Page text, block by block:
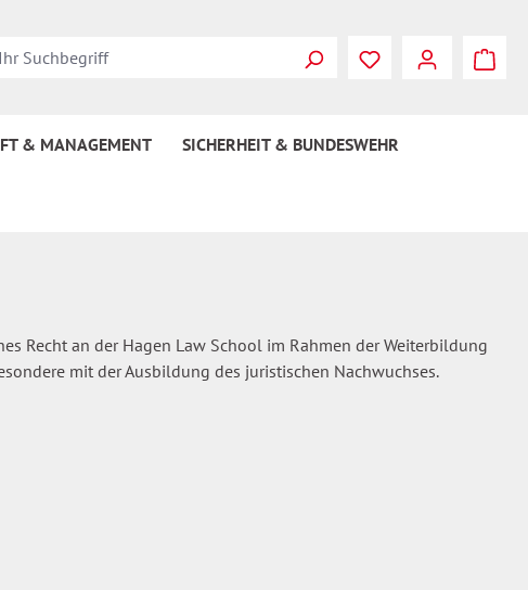
Du hast 0
& MANAGEMENT SICHERHEIT & BUNDESWEHR
Recht an der Hagen Law School im Rahmen der Weiterbildung
mit der Ausbildung des juristischen Nachwuchses.